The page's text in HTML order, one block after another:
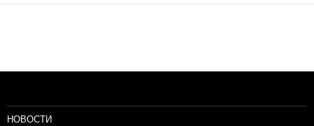
НОВОСТИ